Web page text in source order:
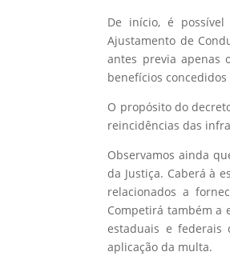
De início, é
Ajustamento de
antes previa apenas
benefícios
O propósito do
reincidências das
Observamos ainda
da Justiça. Caberá à
relacionados a
Competirá também a
estaduais e federais
aplicação da multa.